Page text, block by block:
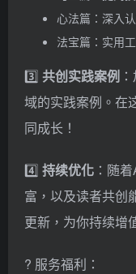
心法篇：深入
法宝篇：实用
3️⃣ 共创实践案例
域的实践案例。在
同成长！
4️⃣ 持续优化 ：随
富，以及读者共创
更新，为你持续增
? 服务福利：